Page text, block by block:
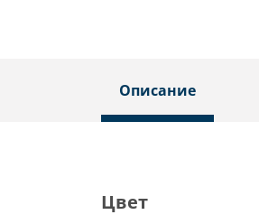
Описание
Цвет